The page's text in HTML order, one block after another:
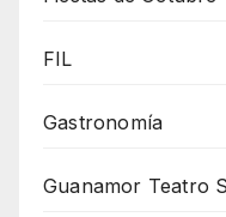
FIL
Gastronomía
Guanamor Teatro